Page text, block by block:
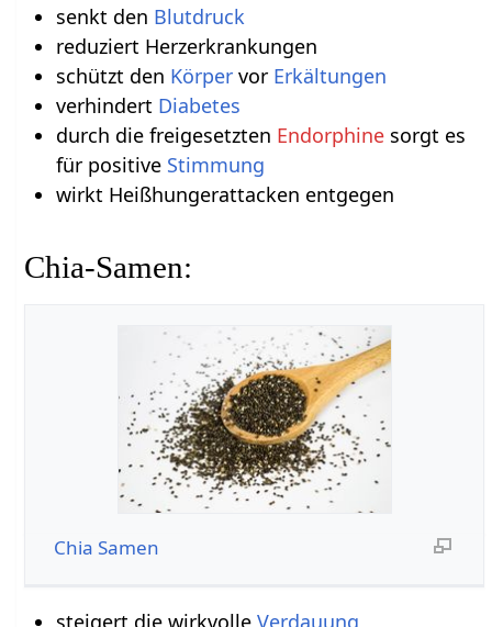
senkt den Blutdruck
reduziert Herzerkrankungen
schützt den Körpervor Erkältungen
verhindert Diabetes
durch die freigesetzten Endorphinesorgt es
für positive Stimmung
wirkt Heißhungerattacken entgegen
Chia-Samen:
Chia Samen